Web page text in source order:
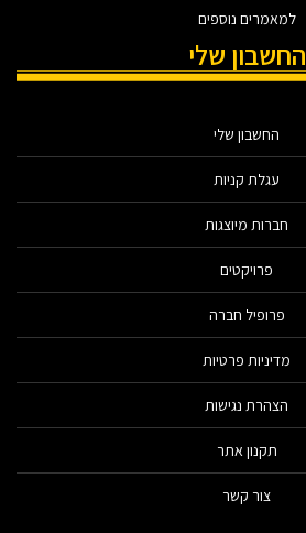
למאמרים נוספים
החשבון שלי
החשבון שלי
עגלת קניות
חברות מיוצגות
פרויקטים
פרופיל חברה
מדיניות פרטיות
הצהרת נגישות
תקנון אתר
צור קשר